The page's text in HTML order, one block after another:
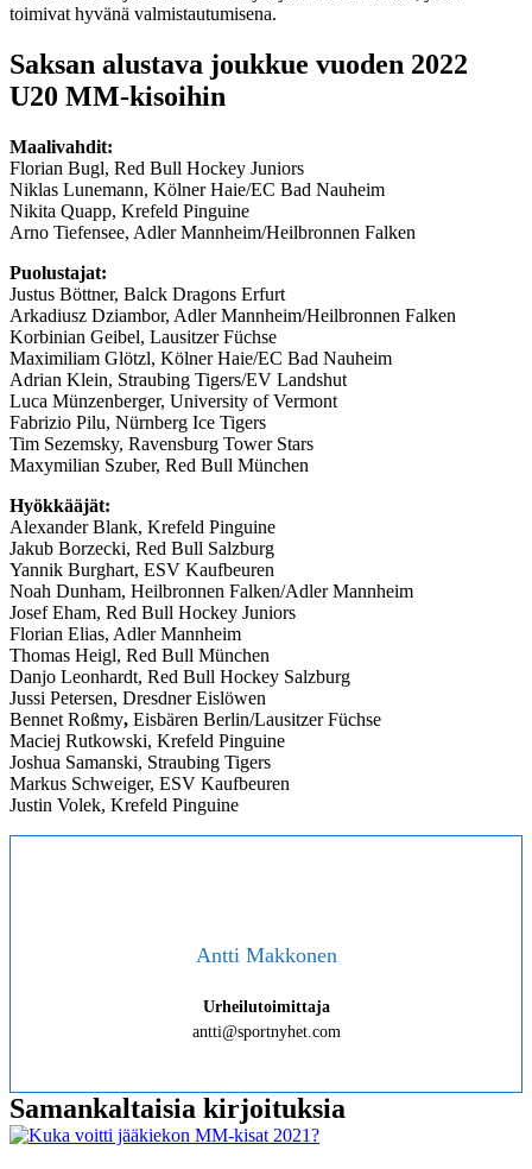
toimivat hyvänä valmistautumisena.
Saksan alustava joukkue vuoden 2022
U20 MM-kisoihin
Maalivahdit:
Florian Bugl, Red Bull Hockey Juniors
Niklas Lunemann, Kölner Haie/EC Bad Nauheim
Nikita Quapp, Krefeld Pinguine
Arno Tiefensee, Adler Mannheim/Heilbronnen Falken
Puolustajat:
Justus Böttner, Balck Dragons Erfurt
Arkadiusz Dziambor, Adler Mannheim/Heilbronnen Falken
Korbinian Geibel, Lausitzer Füchse
Maximiliam Glötzl, Kölner Haie/EC Bad Nauheim
Adrian Klein, Straubing Tigers/EV Landshut
Luca Münzenberger, University of Vermont
Fabrizio Pilu, Nürnberg Ice Tigers
Tim Sezemsky, Ravensburg Tower Stars
Maxymilian Szuber, Red Bull München
Hyökkääjät:
Alexander Blank, Krefeld Pinguine
Jakub Borzecki, Red Bull Salzburg
Yannik Burghart, ESV Kaufbeuren
Noah Dunham, Heilbronnen Falken/Adler Mannheim
Josef Eham, Red Bull Hockey Juniors
Florian Elias, Adler Mannheim
Thomas Heigl, Red Bull München
Danjo Leonhardt, Red Bull Hockey Salzburg
Jussi Petersen, Dresdner Eislöwen
Bennet Roßmy, Eisbären Berlin/Lausitzer Füchse
Maciej Rutkowski, Krefeld Pinguine
Joshua Samanski, Straubing Tigers
Markus Schweiger, ESV Kaufbeuren
Justin Volek, Krefeld Pinguine
Antti Makkonen
Urheilutoimittaja
antti@sportnyhet.com
Samankaltaisia kirjoituksia